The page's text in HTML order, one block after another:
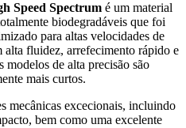
Speed Spectrum é um material
biodegradáveis que foi
para altas velocidades de
alta fluidez, arrefecimento rápido e
modelos de alta precisão são
mais curtos.
mecânicas excecionais, incluindo
bem como uma excelente